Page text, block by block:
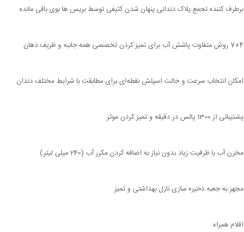
برطرف کننده تجمع پلاک دندانی پنهان شدن کثیفی توسط بریس ها بوی باقی مانده
7+4 روش متفاوت پاشش آب برای تمیز کردن تخصصی همه جانبه و ظریف دهان
امکان انتخاب سرعت و حالت اسپلش نقطه‌ای برای مطابقت با شرایط مختلف دندان
پشتیبانی از 1300 پالس در دقیقه و تمیز کردن موثر
مخزن آب با ظرفیت زیاد بدون نیاز به اضافه کردن مکرر آب (240 میلی لیتر)
مجهز به جعبه ذخیره سازی نازل بهداشتی و تمیز
اقلام همراه